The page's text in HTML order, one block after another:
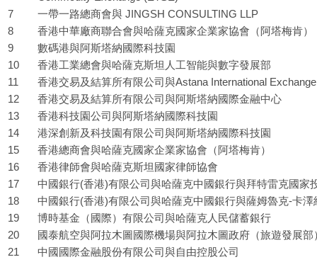
7
一帶一路總商會與 JINGSH CONSULTING LLP
8
香港中華廠商聯合會與哈薩克國家企業家協會（阿塔梅肯）
9
數碼港與阿斯塔納國際科技園
10
香港工業總會與哈薩克斯坦人工智能與數字發展部
11
香港交易及結算所有限公司與Astana International
12
香港交易及結算所有限公司與阿斯塔納國際金融中心
13
香港科技園公司與阿斯塔納國際科技園
14
港深創新及科技園有限公司與阿斯塔納國際科技園
15
香港總商會與哈薩克國家企業家協會（阿塔梅肯）
16
香港律師會與哈薩克斯坦國家律師協會
17
中國銀行(香港)有限公司與哈薩克中國銀行與拜特雷克國家
18
中國銀行(香港)有限公司與哈薩克中國銀行與薩姆魯克-卡澤
19
博時基金（國際）有限公司與哈薩克人民儲蓄銀行
20
國泰航空與阿拉木圖國際機場與阿拉木圖政府（旅遊發展部
21
中國國際金融股份有限公司與自由控股公司